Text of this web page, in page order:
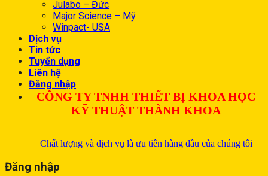
Julabo – Đức
Major Science – Mỹ
Winpact- USA
Dịch vụ
Tin tức
Tuyển dụng
Liên hệ
Đăng nhập
CÔNG TY TNHH THIẾT BỊ KHOA HỌC
KỸ THUẬT THÀNH KHOA
Chất lượng và dịch vụ là ưu tiên hàng đầu của chúng tôi
Đăng nhập